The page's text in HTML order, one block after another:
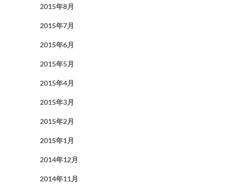
2015年8月
2015年7月
2015年6月
2015年5月
2015年4月
2015年3月
2015年2月
2015年1月
2014年12月
2014年11月